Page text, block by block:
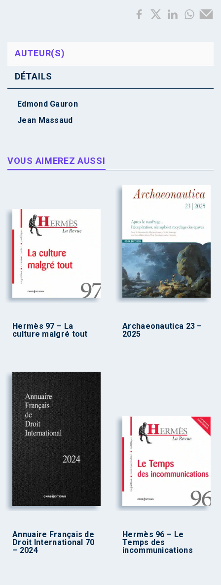
AUTEUR(S)
DÉTAILS
Edmond Gauron
Jean Massaud
VOUS AIMEREZ AUSSI
Hermès 97 – La
culture malgré tout
Archaeonautica 23 –
2025
Annuaire Français de
Droit International 70
– 2024
Hermès 96 – Le
Temps des
incommunications